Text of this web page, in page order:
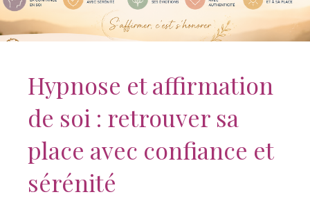
Hypnose et affirmation
de soi : retrouver sa
place avec confiance et
sérénité